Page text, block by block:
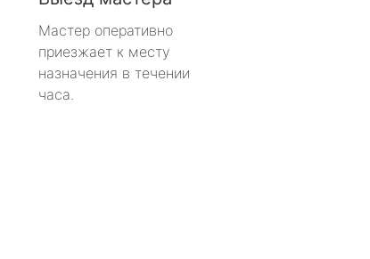
Мастер оперативно
приезжает к месту
назначения в течении
часа.